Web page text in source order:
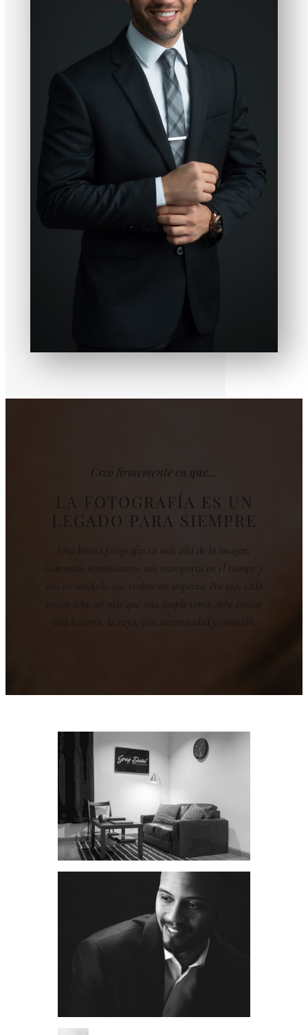
Creo firmemente en que…
LA FOTOGRAFÍA ES UN
LEGADO PARA SIEMPRE
Una buena fotografía va más allá de la imagen;
transmite sentimientos, nos transporta en el tiempo y
nos recuerda lo que realmente importa. Por eso, cada
sesión debe ser más que una simple toma: debe contar
una historia, la tuya, con autenticidad y emoción.